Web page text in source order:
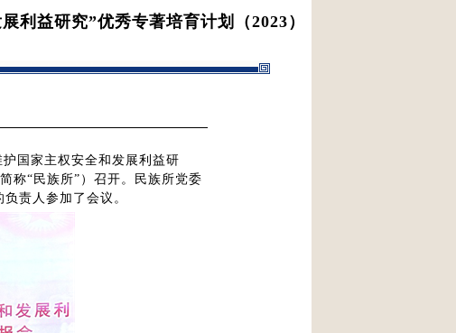
利益研究”优秀专著培育计划（2023）
国家主权安全和发展利益研
称“民族所”）召开。民族所党委
责人参加了会议。